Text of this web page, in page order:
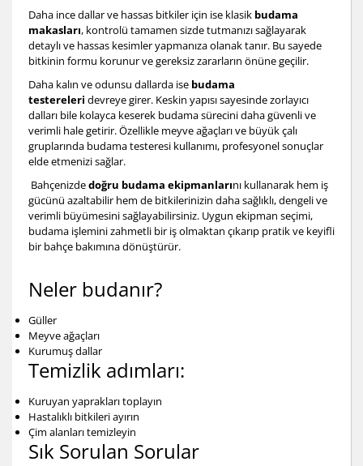
Daha ince dallar ve hassas bitkiler için ise klasik budama
makasları, kontrolü tamamen sizde tutmanızı sağlayarak
detaylı ve hassas kesimler yapmanıza olanak tanır. Bu sayede
bitkinin formu korunur ve gereksiz zararların önüne geçilir.
Daha kalın ve odunsu dallarda ise budama
testereleri devreye girer. Keskin yapısı sayesinde zorlayıcı
dalları bile kolayca keserek budama sürecini daha güvenli ve
verimli hale getirir. Özellikle meyve ağaçları ve büyük çalı
gruplarında budama testeresi kullanımı, profesyonel sonuçlar
elde etmenizi sağlar.
Bahçenizdedoğru budama ekipmanlarını kullanarak hem iş
gücünü azaltabilir hem de bitkilerinizin daha sağlıklı, dengeli ve
verimli büyümesini sağlayabilirsiniz. Uygun ekipman seçimi,
budama işlemini zahmetli bir iş olmaktan çıkarıp pratik ve keyifli
bir bahçe bakımına dönüştürür.
Neler budanır?
Güller
Meyve ağaçları
Kurumuş dallar
Temizlik adımları:
Kuruyan yaprakları toplayın
Hastalıklı bitkileri ayırın
Çim alanları temizleyin
Sık Sorulan Sorular